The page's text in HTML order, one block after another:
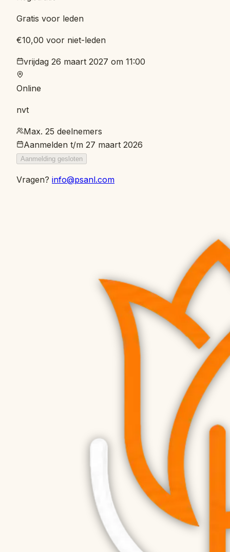
Gratis voor leden
€10,00 voor niet-leden
vrijdag 26 maart 2027 om 11:00
Online
nvt
Max. 25 deelnemers
Aanmelden t/m 27 maart 2026
Aanmelding gesloten
Vragen? info@psanl.com